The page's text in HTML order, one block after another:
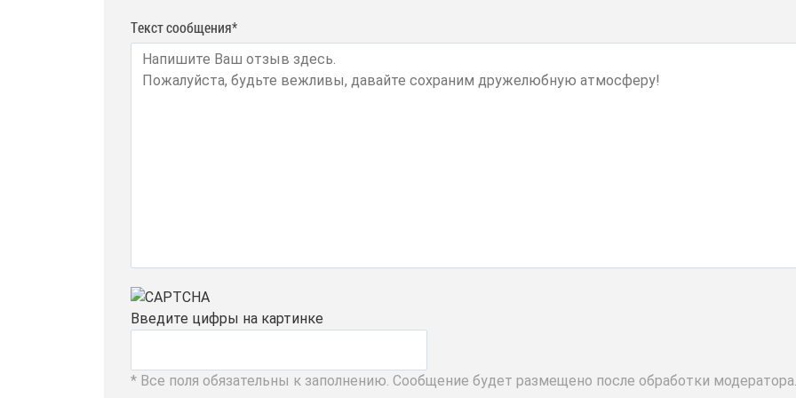
Текст сообщения*
Введите цифры на картинке
* Все поля обязательны к заполнению. Сообщение будет размещено после обработки модератора.